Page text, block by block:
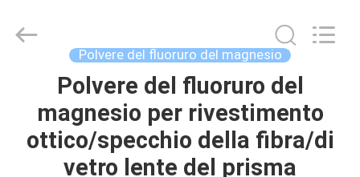
CASA.
PRODOTTI
Imp.&Exp.Co.,Ltd.
Polvere del fluoruro del magnesio
Polvere del fluoruro del
magnesio per rivestimento
ottico/specchio della fibra/di
vetro lente del prisma